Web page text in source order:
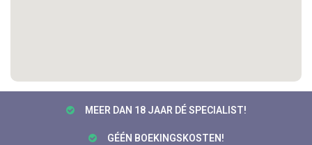
MEER DAN 18 JAAR DÉ SPECIALIST!
GÉÉN BOEKINGSKOSTEN!